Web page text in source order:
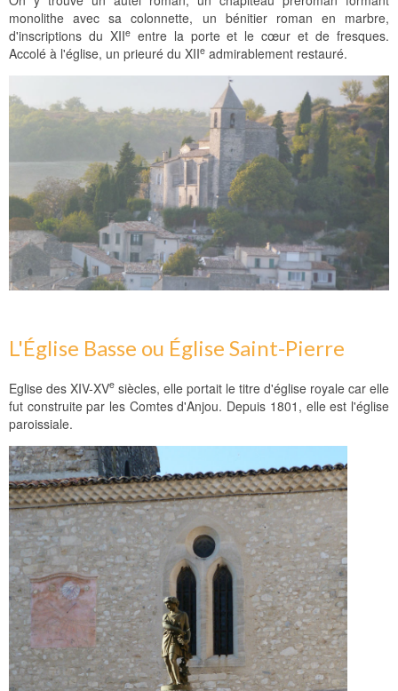
monolithe avec sa colonnette, un bénitier roman en marbre,
d'inscriptions du XIIeentre la porte et le cœur et de fresques.
Accolé à l'église, un prieuré du XIIe admirablement restauré.
L'Église Basse ou Église Saint-Pierre
Eglise des XIV-XVe siècles, elle portait le titre d'église royale car elle
fut construite par les Comtes d'Anjou. Depuis 1801, elle est l'église
paroissiale.